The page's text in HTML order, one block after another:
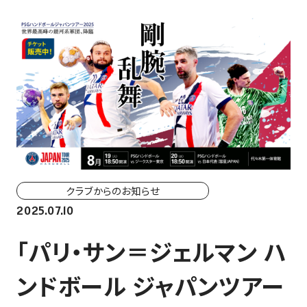
TEAM
SCHEDULE
TICKET
ホーム戦一覧
会場（座席・価格表）
チケット購入方法
各座席について
観戦ガイド
クラブからのお知らせ
2025.07.10
「パリ・サン＝ジェルマン ハ
ンドボール ジャパンツアー